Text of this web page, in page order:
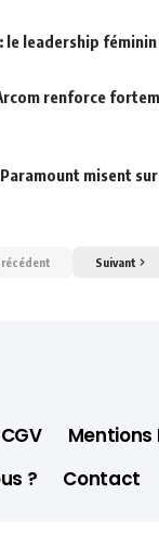
le leadership féminin
renforce
misent
Suivant
CGV
Mentions
?
Contact